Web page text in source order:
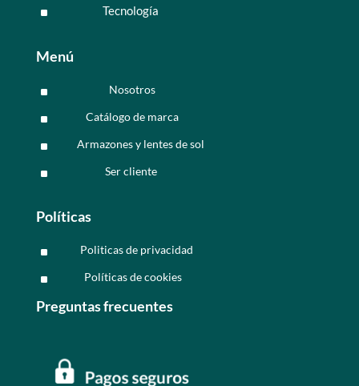
^ Tecnología
Menú
^ Nosotros
^ Catálogo de marca
^ Armazones y lentes de sol
^ Ser cliente
Políticas
^ Politicas de privacidad
^ Políticas de cookies
Preguntas frecuentes